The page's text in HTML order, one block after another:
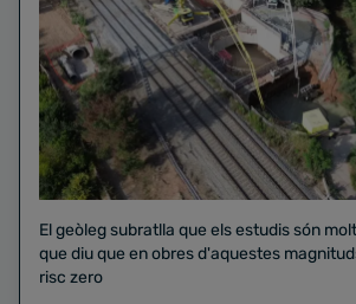
El geòleg subratlla que els estudis són
que diu que en obres d'aquestes
risc zero